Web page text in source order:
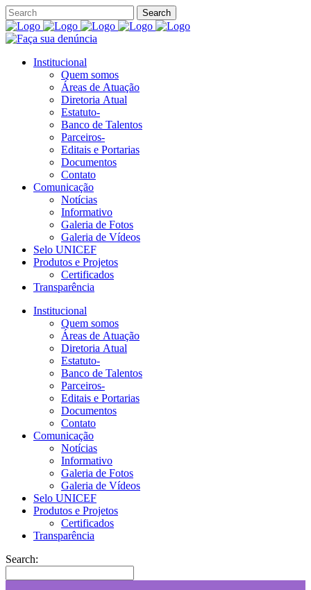
Institucional
Quem somos
Áreas de Atuação
Diretoria Atual
Estatuto-
Banco de Talentos
Parceiros-
Editais e Portarias
Documentos
Contato
Comunicação
Notícias
Informativo
Galeria de Fotos
Galeria de Vídeos
Selo UNICEF
Produtos e Projetos
Certificados
Transparência
Institucional
Quem somos
Áreas de Atuação
Diretoria Atual
Estatuto-
Banco de Talentos
Parceiros-
Editais e Portarias
Documentos
Contato
Comunicação
Notícias
Informativo
Galeria de Fotos
Galeria de Vídeos
Selo UNICEF
Produtos e Projetos
Certificados
Transparência
Search: